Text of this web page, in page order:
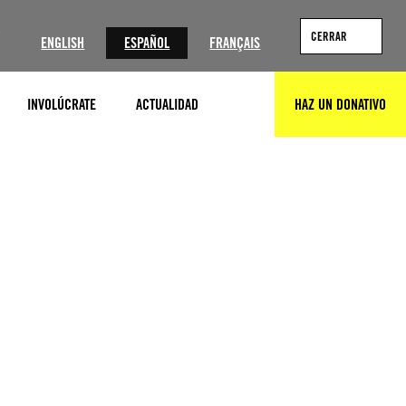
ENGLISH ESPAÑOL FRANÇAIS CERRAR
INVOLÚCRATE ACTUALIDAD HAZ UN DONATIVO